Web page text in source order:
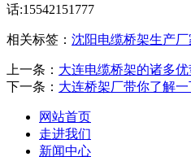
话:15542151777
相关标签： 沈阳电缆桥架生产厂
上一条： 大连电缆桥架的诸多优
下一条： 大连桥架厂带你了解
网站首页
走进我们
新闻中心